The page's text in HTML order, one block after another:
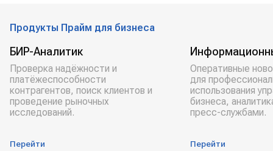
Продукты Прайм для бизнеса
БИР-Аналитик
Проверка надёжности и
платёжеспособности
контрагентов, поиск клиентов и
проведение рыночных
исследований.
Перейти
Оперативные
для
использования
бизнеса,
пресс-службами.
Перейти